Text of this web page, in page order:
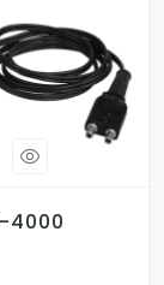
4000